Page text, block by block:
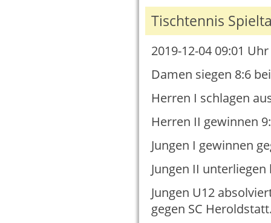
Tischtennis
2019-12-04 09:01 Uhr
Damen siegen 8:6
Herren I schlagen
Herren II gewinnen
Jungen I gewinnen
Jungen II
Jungen U12
gegen SC